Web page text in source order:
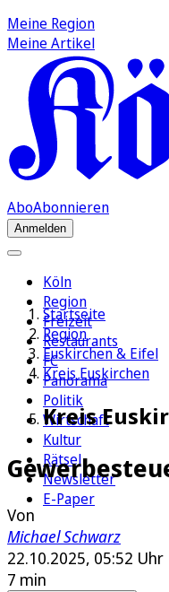
Meine Region
Meine Artikel
AboAbonnieren
Anmelden
Köln
Region
Freizeit
Restaurants
FC
Panorama
Politik
Wirtschaft
Kultur
Rätsel
Newsletter
E-Paper
Startseite
Region
Euskirchen & Eifel
Kreis Euskirchen
Kreis
Von
Michael Schwarz
22.10.2025, 05:52 Uhr
7 min